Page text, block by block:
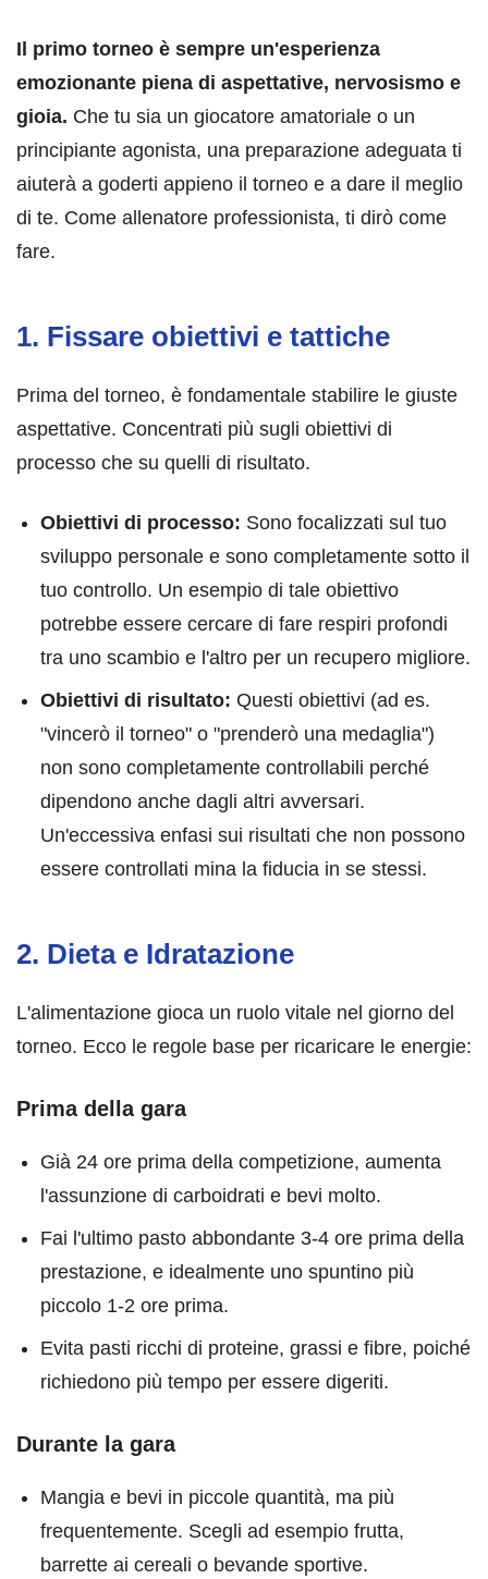
Il primo torneo è sempre un'esperienza
emozionante piena di aspettative, nervosismo e
gioia. Che tu sia un giocatore amatoriale o un
principiante agonista, una preparazione adeguata ti
aiuterà a goderti appieno il torneo e a dare il meglio
di te. Come allenatore professionista, ti dirò come
fare.
1. Fissare obiettivi e tattiche
Prima del torneo, è fondamentale stabilire le giuste
aspettative. Concentrati più sugli obiettivi di
processo che su quelli di risultato.
Obiettivi di processo: Sono focalizzati sul tuo
sviluppo personale e sono completamente sotto il
tuo controllo. Un esempio di tale obiettivo
potrebbe essere cercare di fare respiri profondi
tra uno scambio e l'altro per un recupero migliore.
Obiettivi di risultato: Questi obiettivi (ad es.
"vincerò il torneo" o "prenderò una medaglia")
non sono completamente controllabili perché
dipendono anche dagli altri avversari.
Un'eccessiva enfasi sui risultati che non possono
essere controllati mina la fiducia in se stessi.
2. Dieta e Idratazione
L'alimentazione gioca un ruolo vitale nel giorno del
torneo. Ecco le regole base per ricaricare le energie:
Prima della gara
Già 24 ore prima della competizione, aumenta
l'assunzione di carboidrati e bevi molto.
Fai l'ultimo pasto abbondante 3-4 ore prima della
prestazione, e idealmente uno spuntino più
piccolo 1-2 ore prima.
Evita pasti ricchi di proteine, grassi e fibre, poiché
richiedono più tempo per essere digeriti.
Durante la gara
Mangia e bevi in piccole quantità, ma più
frequentemente. Scegli ad esempio frutta,
barrette ai cereali o bevande sportive.